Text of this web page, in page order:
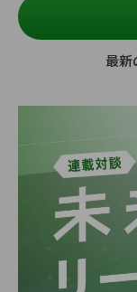
最新